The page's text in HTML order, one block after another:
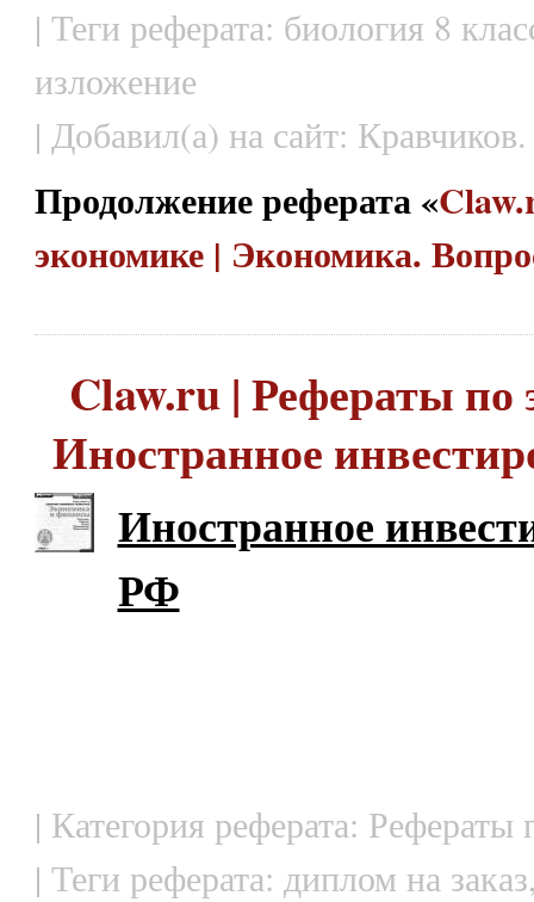
| Теги реферата: биология 8
изложение
| Добавил(а) на сайт: Кравчиков.
Продолжение реферата «
экономике | Экономика.
Claw.ru | Рефераты по
Иностранное
Иностранное
РФ
| Категория реферата: Рефераты
| Теги реферата: диплом на